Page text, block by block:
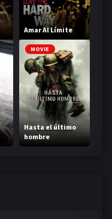
Amar Al Límite
MOVIE
Hasta el último
hombre